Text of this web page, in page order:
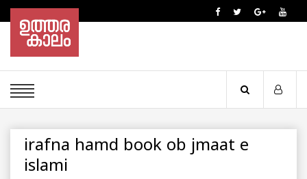
irafna hamd book ob jmaat e
islami